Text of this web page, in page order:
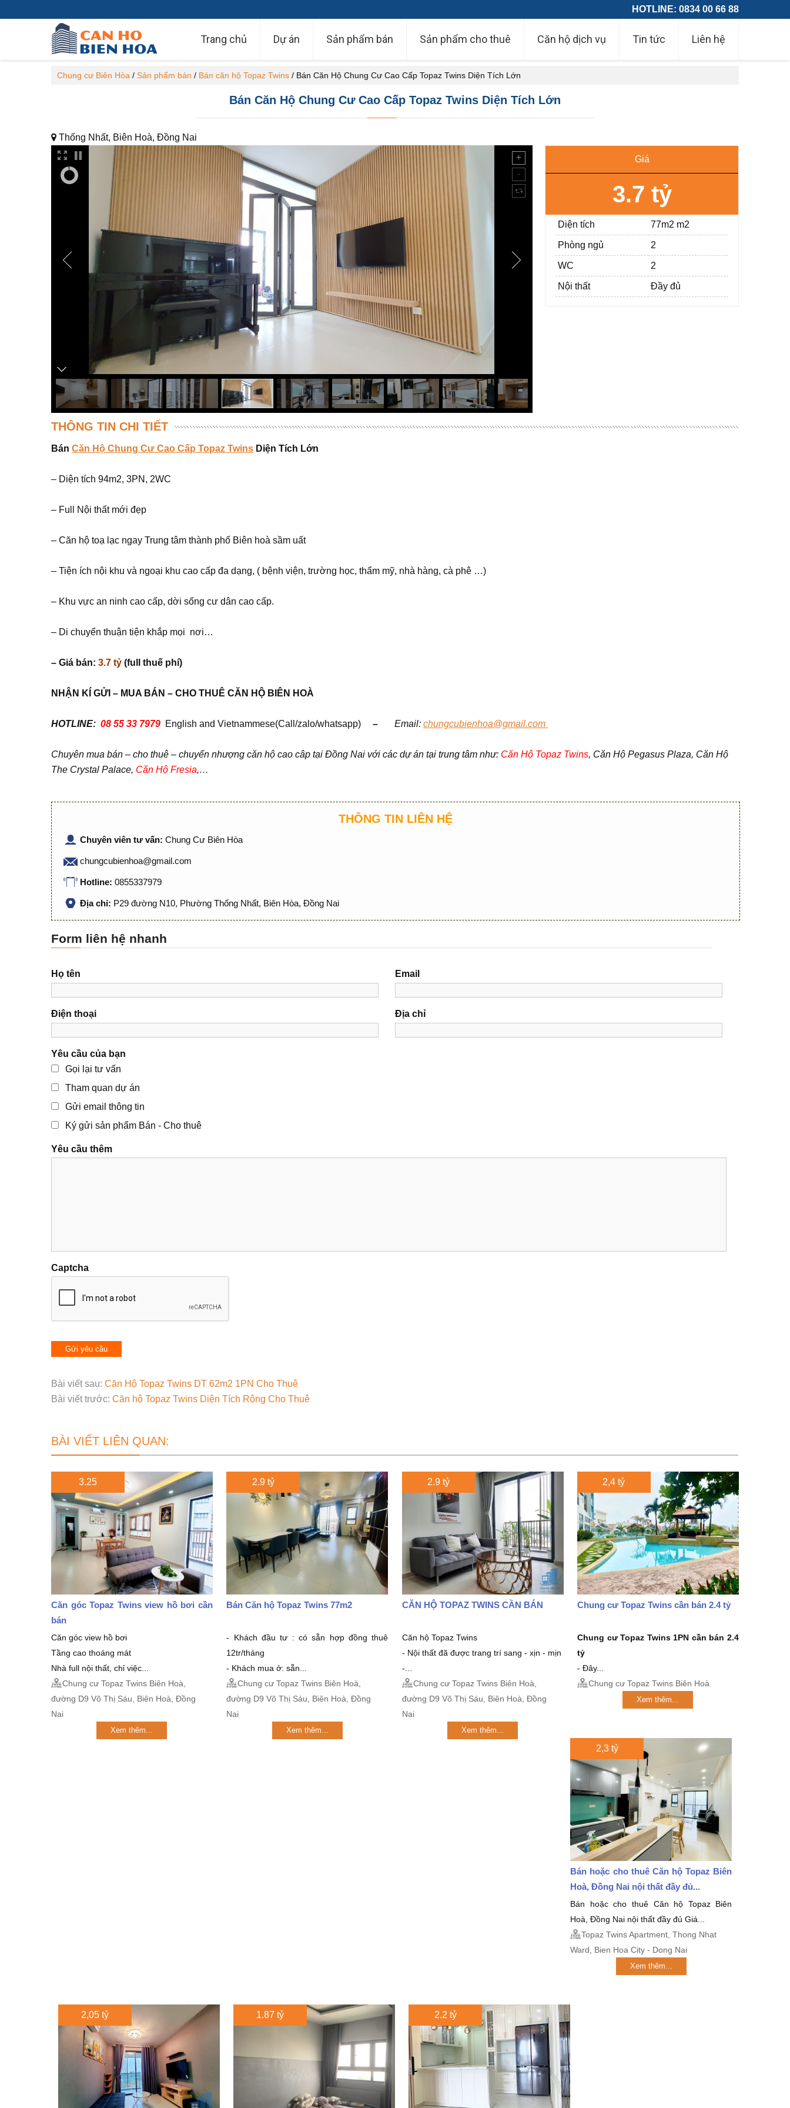
HOTLINE: 0834 00 66 88
Trang chủ Dự án Sản phẩm bán Sản phẩm cho thuê Căn hộ dịch vụ Tin tức Liên hệ
Chung cư Biên Hòa / Sản phẩm bán / Bán căn hộ Topaz Twins / Bán Căn Hộ Chung Cư Cao Cấp Topaz Twins Diện Tích Lớn
Bán Căn Hộ Chung Cư Cao Cấp Topaz Twins Diện Tích Lớn
Thống Nhất, Biên Hoà, Đồng Nai
Giá
3.7 tỷ
Diện tích 77m2 m2
Phòng ngủ 2
WC 2
Nội thất Đầy đủ
THÔNG TIN CHI TIẾT
Bán Căn Hộ Chung Cư Cao Cấp Topaz Twins Diện Tích Lớn
– Diện tích 94m2, 3PN, 2WC
– Full Nội thất mới đẹp
– Căn hộ toạ lạc ngay Trung tâm thành phố Biên hoà sầm uất
– Tiện ích nội khu và ngoại khu cao cấp đa dạng, ( bệnh viện, trường học, thẩm mỹ, nhà hàng, cà phê …)
– Khu vực an ninh cao cấp, dời sống cư dân cao cấp.
– Di chuyển thuận tiện khắp mọi nơi…
– Giá bán: 3.7 tỷ (full thuế phí)
NHẬ N KÍ GỬI – MUA BÁN – CHO THUÊ CĂ N HỘ BIÊN HOÀ
HOTLINE: 08 55 33 7979 English and Vietnammese(Call/zalo/whatsapp) – Email: chungcubienhoa@gmail.com
Chuyên mua bán – cho thuê – chuyển nhượng căn hộ cao câp tại Đồng Nai với các dự án tại trung tâm như: Căn Hộ Topaz Twins, Căn Hộ Pegasus Plaza, Căn Hộ
The Crystal Palace, Căn Hộ Fresia,…
THÔNG TIN LIÊN HỆ
Chuyên viên tư vấn: Chung Cư Biên Hòa
chungcubienhoa@gmail.com
Hotline: 0855337979
Địa chỉ: P29 đường N10, Phường Thống Nhất, Biên Hòa, Đồng Nai
Form liên hệ nhanh
Họ tên Email
Điện thoại Địa chỉ
Yêu cầu của bạn
Gọi lại tư vấn
Tham quan dự án
Gửi email thông tin
Ký gửi sản phẩm Bán - Cho thuê
Yêu cầu thêm
Captcha
Bài viết sau: Căn Hộ Topaz Twins DT 62m2 1PN Cho Thuê
Bài viết trước: Căn hộ Topaz Twins Diện Tích Rộng Cho Thuê
BÀI VIẾT LIÊN QUAN:
3.25
Căn góc Topaz Twins view hồ bơi cần
bán
Căn góc view hồ bơi
Tầng cao thoáng mát
Nhà full nội thất, chỉ việc...
Chung cư Topaz Twins Biên Hoà,
đường D9 Võ Thị Sáu, Biên Hoà, Đồng
Nai
Xem thêm...
2.9 tỷ
Bán Căn hộ Topaz Twins 77m2
- Khách đầu tư : có sẵn hợp đồng thuê
12tr/tháng
- Khách mua ở: sẵn...
Chung cư Topaz Twins Biên Hoà,
đường D9 Võ Thị Sáu, Biên Hoà, Đồng
Nai
Xem thêm...
2.9 tỷ
CĂN HỘ TOPAZ TWINS CẦN BÁN
Căn hộ Topaz Twins
- Nội thất đã được trang trí sang - xịn - mịn
-...
Chung cư Topaz Twins Biên Hoà,
đường D9 Võ Thị Sáu, Biên Hoà, Đồng
Nai
Xem thêm...
2,4 tỷ
Chung cư Topaz Twins cần bán 2.4 tỷ
Chung cư Topaz Twins 1PN cần bán 2.4
tỷ
- Đây...
Chung cư Topaz Twins Biên Hoà
Xem thêm...
2,3 tỷ
Bán hoặc cho thuê Căn hộ Topaz Biên
Hoà, Đồng Nai nội thất đầy đủ...
Bán hoặc cho thuê Căn hộ Topaz Biên
Hoà, Đồng Nai nội thất đầy đủ Giá...
Topaz Twins Apartment, Thong Nhat
Ward, Bien Hoa City - Dong Nai
Xem thêm...
2,05 tỷ 1.87 tỷ 2.2 tỷ